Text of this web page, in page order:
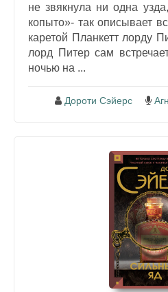
не звякнула ни одна
копыто»- так описывает
каретой Планкетт лорду
лорд Питер сам
ночью на ...
Дороти Сэйерс